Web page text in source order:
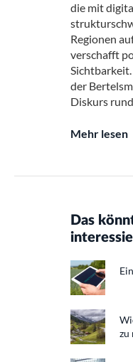
die mit
Regionen
verschafft
der
Diskurs
Mehr lesen
Das
zu